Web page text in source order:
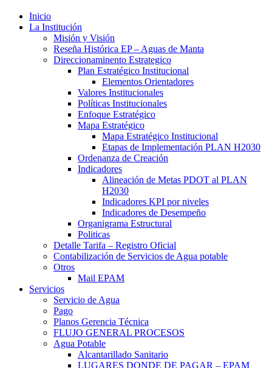
Inicio
La Institución
Misión y Visión
Reseña Histórica EP – Aguas de Manta
Direccionaminento Estrategico
Plan Estratégico Institucional
Elementos Orientadores
Valores Institucionales
Políticas Institucionales
Enfoque Estratégico
Mapa Estratégico
Mapa Estratégico Institucional
Etapas de Implementación PLAN H2030
Ordenanza de Creación
Indicadores
Alineación de Metas PDOT al PLAN
H2030
Indicadores KPI por niveles
Indicadores de Desempeño
Organigrama Estructural
Politicas
Detalle Tarifa – Registro Oficial
Contabilización de Servicios de Agua potable
Otros
Mail EPAM
Servicios
Servicio de Agua
Pago
Planos Gerencia Técnica
FLUJO GENERAL PROCESOS
Agua Potable
Alcantarillado Sanitario
LUGARES DONDE DE PAGAR – EPAM